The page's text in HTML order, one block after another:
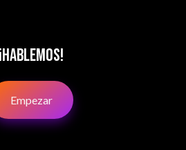
¡Hablemos!
Empezar